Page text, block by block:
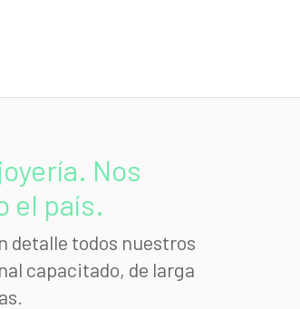
Nos
el país.
detalle todos nuestros
capacitado, de larga